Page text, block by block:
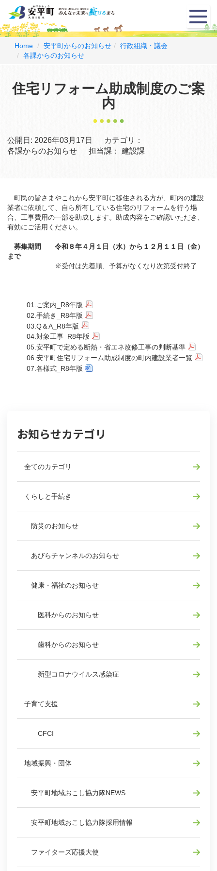
メ
ニ
ュ
Home 安平町からのお知らせ
行政組織・議会
各課からのお知らせ
住宅リフォーム助成制度のご案
内
公開日: 2026年03月17日
カテゴリ：
各課からのお知らせ
担当課： 建設課
町民の皆さまやこれから安平町に移住される方が、町内の建設
業者に依頼して、自ら所有している住宅のリフォームを行う場
合、工事費用の一部を助成します。助成内容をご確認いただき、
有効にご活用ください。
募集期間 令和８年４月１日（水）から１２月１１日（金）
まで
※受付は先着順、予算がなくなり次第受付終了
01.ご案内_R8年版
02.手続き_R8年版
03.Q＆A_R8年版
04.対象工事_R8年版
05.安平町で定める断熱・省エネ改修工事の判断基準
06.安平町住宅リフォーム助成制度の町内建設業者一覧
07.各様式_R8年版
お知らせカテゴリ
全てのカテゴリ
くらしと手続き
防災のお知らせ
あびらチャンネルのお知らせ
健康・福祉のお知らせ
医科からのお知らせ
歯科からのお知らせ
新型コロナウイルス感染症
子育て支援
CFCI
地域振興・団体
安平町地域おこし協力隊NEWS
安平町地域おこし協力隊採用情報
ファイターズ応援大使